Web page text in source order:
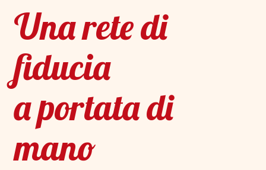
Una rete di
fiducia
a portata di
mano